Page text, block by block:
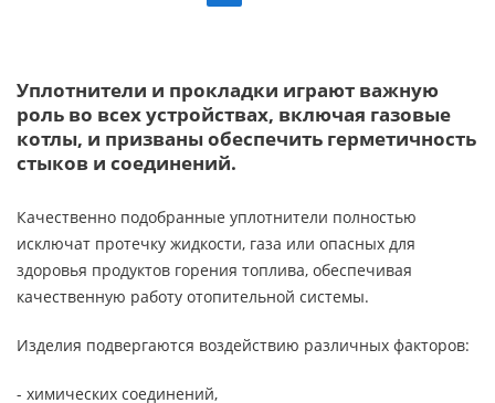
Уплотнители и прокладки играют важную
роль во всех устройствах, включая газовые
котлы, и призваны обеспечить герметичность
стыков и соединений.
Качественно подобранные уплотнители полностью
исключат протечку жидкости, газа или опасных для
здоровья продуктов горения топлива, обеспечивая
качественную работу отопительной системы.
Изделия подвергаются воздействию различных факторов:
- химических соединений,